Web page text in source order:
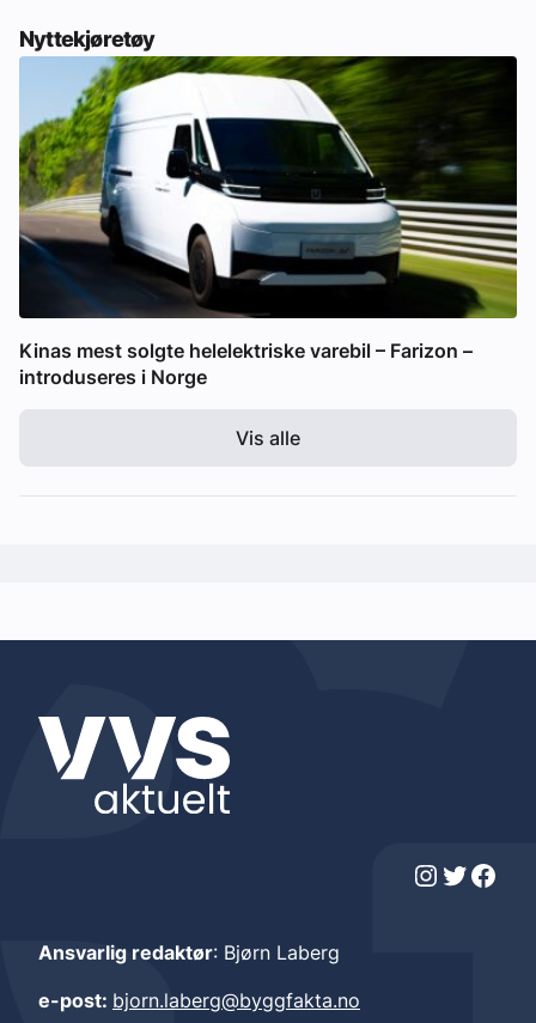
Nyttekjøretøy
Kinas mest solgte helelektriske varebil – Farizon –
introduseres i Norge
Vis alle
Instagram Twitter Facebook
Ansvarlig redaktør: Bjørn Laberg
e-post: bjorn.laberg@byggfakta.no